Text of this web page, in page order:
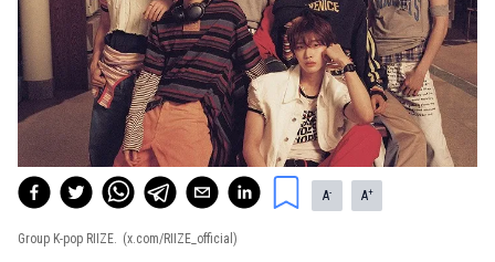
A- A+
Group K-pop RIIZE. (x.com/RIIZE_official)